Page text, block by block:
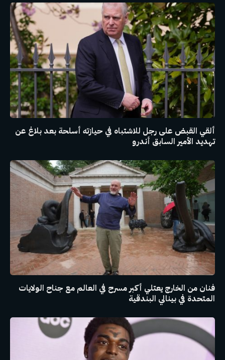
ألقي القبض على رجل للاشتباه في حيازته أسلحة بعد بلاغ عن
تهديد الأمير السابق أندرو
فنان من الخارج يعتلي أكبر مسرح في العالم مع جناح الولايات
المتحدة في بينالي البندقية